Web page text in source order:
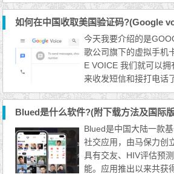
第一步：CloudFlare解
在cloudflare解析一下咱
图： 回到vps修改dns:
0::6" > /etc/res...
今天我要介绍的是
歌公司旗下的虚拟手机
E VOICE 我们就可以
来收发短信和接打电话
OICE的介绍我就不废
请移步Google Voice国
国还是在中国，你都可
些网站，间接的过滤一
面主要介绍如何利用他
实现人在中国收发美国
Blued是什么软件?(附下载方法及国际
Blued是中国大陆一款
社交应用，由马保力创
具有交友、HIV评估预
能。应用推出以来共获